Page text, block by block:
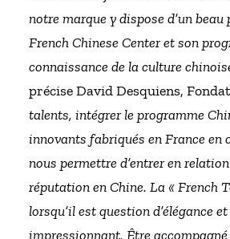
notre marque y dispose d’un
French Chinese Center et son
connaissance de la culture
précise David Desquiens,
talents, intégrer le programme
innovants fabriqués en France en
nous permettre d’entrer en
réputation en Chine. La « French
lorsqu’il est question d’élégance
impressionnant. Être